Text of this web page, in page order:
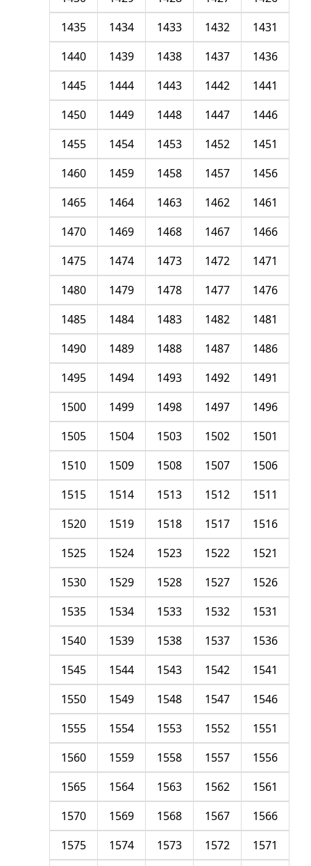
1431
1432
1433
1434
1435
1436
1437
1438
1439
1440
1441
1442
1443
1444
1445
1446
1447
1448
1449
1450
1451
1452
1453
1454
1455
1456
1457
1458
1459
1460
1461
1462
1463
1464
1465
1466
1467
1468
1469
1470
1471
1472
1473
1474
1475
1476
1477
1478
1479
1480
1481
1482
1483
1484
1485
1486
1487
1488
1489
1490
1491
1492
1493
1494
1495
1496
1497
1498
1499
1500
1501
1502
1503
1504
1505
1506
1507
1508
1509
1510
1511
1512
1513
1514
1515
1516
1517
1518
1519
1520
1521
1522
1523
1524
1525
1526
1527
1528
1529
1530
1531
1532
1533
1534
1535
1536
1537
1538
1539
1540
1541
1542
1543
1544
1545
1546
1547
1548
1549
1550
1551
1552
1553
1554
1555
1556
1557
1558
1559
1560
1561
1562
1563
1564
1565
1566
1567
1568
1569
1570
1571
1572
1573
1574
1575